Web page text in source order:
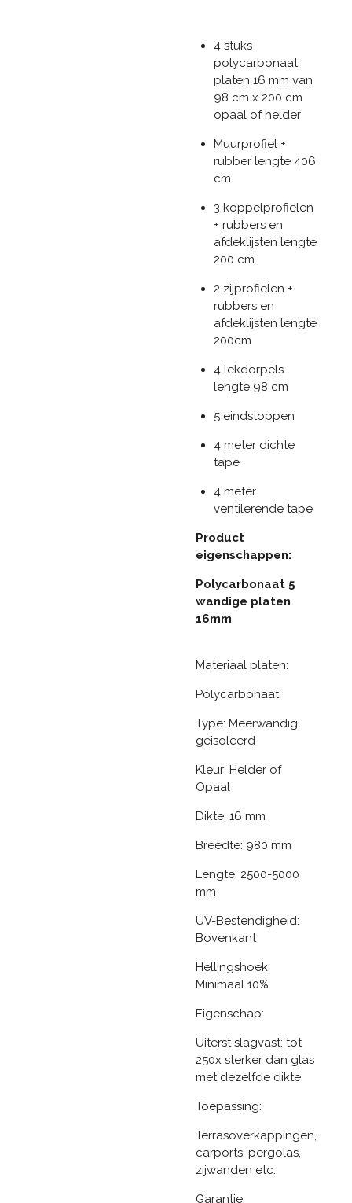
4 stuks
polycarbonaat
platen 16 mm van
98 cm x 200 cm
opaal of helder
Muurprofiel +
rubber lengte 406
cm
3 koppelprofielen
+ rubbers en
afdeklijsten lengte
200 cm
2 zijprofielen +
rubbers en
afdeklijsten lengte
200cm
4 lekdorpels
lengte 98 cm
5 eindstoppen
4 meter dichte
tape
4 meter
ventilerende tape
Product
eigenschappen:
Polycarbonaat 5
wandige platen
16mm
Materiaal platen:
Polycarbonaat
Type: Meerwandig
geisoleerd
Kleur: Helder of
Opaal
Dikte: 16 mm
Breedte: 980 mm
Lengte: 2500-5000
mm
UV-Bestendigheid:
Bovenkant
Hellingshoek:
Minimaal 10%
Eigenschap:
Uiterst slagvast: tot
250x sterker dan glas
met dezelfde dikte
Toepassing:
Terrasoverkappingen,
carports, pergolas,
zijwanden etc.
Garantie: